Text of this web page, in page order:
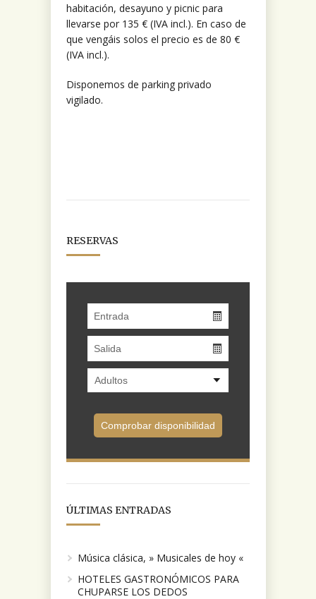
habitación, desayuno y picnic para
llevarse por 135 € (IVA incl.). En caso de
que vengáis solos el precio es de 80 €
(IVA incl.).
Disponemos de parking privado
vigilado.
RESERVAS
ÚLTIMAS ENTRADAS
Música clásica, » Musicales de hoy «
HOTELES GASTRONÓMICOS PARA
CHUPARSE LOS DEDOS